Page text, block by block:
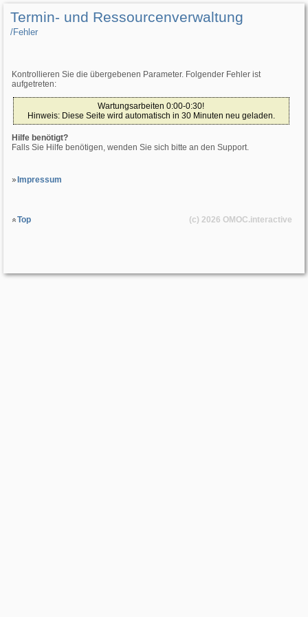
Termin- und Ressourcenverwaltung
/­Fehler
Kontrollieren Sie die übergebenen Parameter. Folgender Fehler ist
aufgetreten:
Wartungsarbeiten 0:00-0:30!
Hinweis: Diese Seite wird automatisch in 30 Minuten neu geladen.
Hilfe benötigt?
Falls Sie Hilfe benötigen, wenden Sie sich bitte an den Support.
Impressum
Top (c) 2026 OMOC.interactive